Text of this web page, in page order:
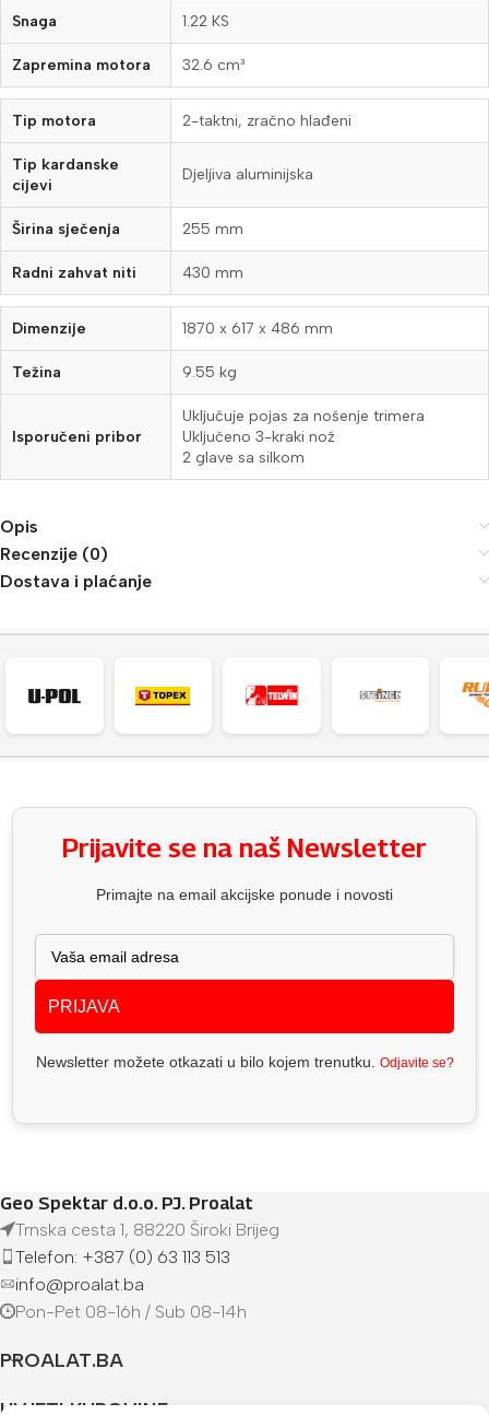
Snaga 1.22 KS
Zapremina motora 32.6 cm³
Tip motora 2-taktni, zračno hlađeni
Tip kardanske
cijevi
Djeljiva aluminijska
Širina sječenja 255 mm
Radni zahvat niti 430 mm
Dimenzije 1870 x 617 x 486 mm
Težina 9.55 kg
Isporučeni pribor
Uključuje pojas za nošenje trimera
Uključeno 3-kraki nož
2 glave sa silkom
Opis
Recenzije (0)
Dostava i plaćanje
Prijavite se na naš Newsletter
Primajte na email akcijske ponude i novosti
PRIJAVA
Newsletter možete otkazati u bilo kojem trenutku. Odjavite se?
Geo Spektar d.o.o. PJ. Proalat
Trnska cesta 1, 88220 Široki Brijeg
Telefon: +387 (0) 63 113 513
info@proalat.ba
Pon-Pet 08-16h / Sub 08-14h
PROALAT.BA
UVJETI KUPOVINE